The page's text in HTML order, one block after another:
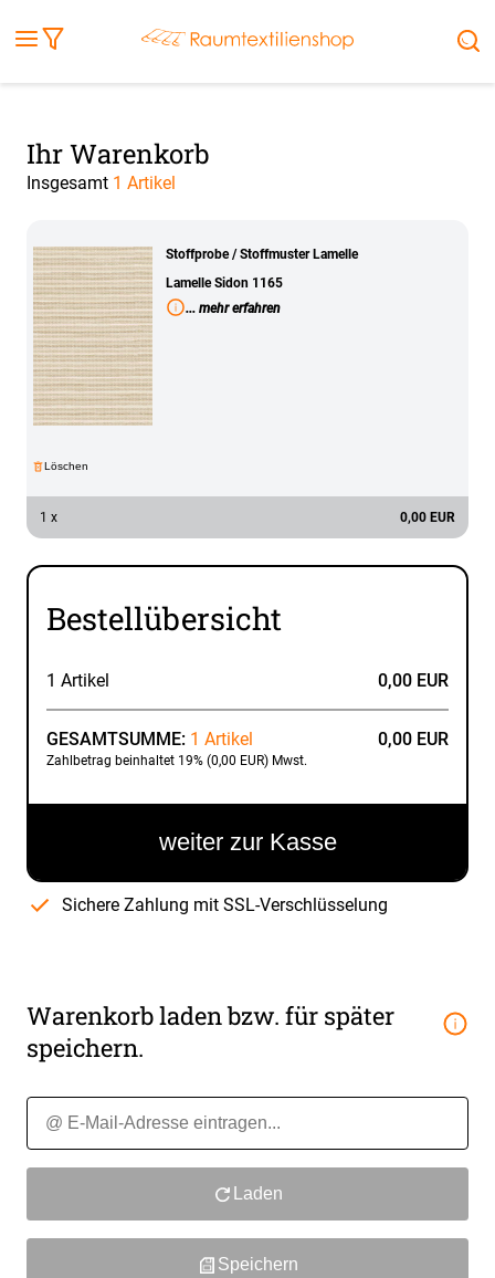
Außenrollo
Stoffe
Markise Sonnensegel
Ihr Warenkorb
Insgesamt 1 Artikel
Stoffprobe / Stoffmuster Lamelle
Lamelle Sidon 1165
... mehr erfahren
Löschen
0,00 EUR
1 x
Bestellübersicht
1 Artikel 0,00 EUR
GESAMTSUMME: 1 Artikel
Zahlbetrag beinhaltet 19% (0,00 EUR) Mwst.
0,00 EUR
weiter zur Kasse
Sichere Zahlung mit SSL-Verschlüsselung
Warenkorb laden bzw. für später
speichern.
Laden
Speichern